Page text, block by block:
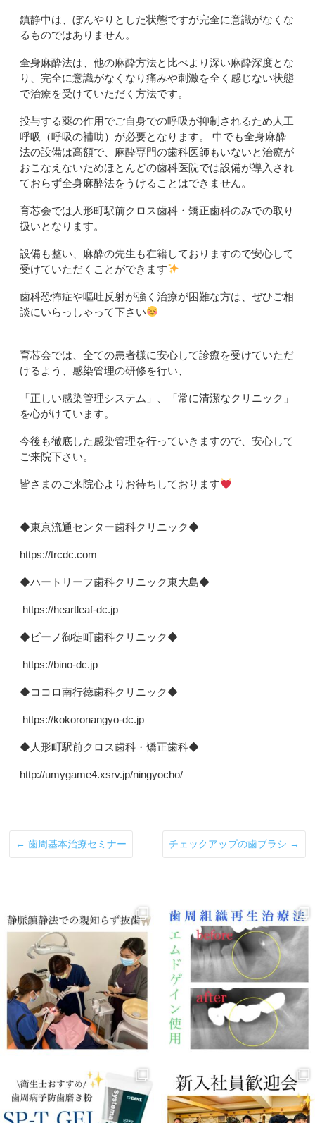
鎮静中は、ぼんやりとした状態ですが完全に意識がなくな
るものではありません。
全身麻酔法は、他の麻酔方法と比べより深い麻酔深度とな
り、完全に意識がなくなり痛みや刺激を全く感じない状態
で治療を受けていただく方法です。
投与する薬の作用でご自身での呼吸が抑制されるため人工
呼吸（呼吸の補助）が必要となります。
中でも全身麻酔
法の設備は高額で、麻酔専門の歯科医師もいないと治療が
おこなえないためほとんどの歯科医院では設備が導入され
ておらず全身麻酔法をうけることはできません。
育芯会では人形町駅前クロス歯科・矯正歯科のみでの取り
扱いとなります。
設備も整い、麻酔の先生も在籍しておりますので安心して
受けていただくことができます
歯科恐怖症や嘔吐反射が強く治療が困難な方は、ぜひご相
談にいらっしゃって下さい
育芯会では、全ての患者様に安心して診療を受けていただ
けるよう、感染管理の研修を行い、
「正しい感染管理システム」、「常に清潔なクリニック」
を心がけています。
今後も徹底した感染管理を行っていきますので、安心して
ご来院下さい。
皆さまのご来院心よりお待ちしております
◆東京流通センター歯科クリニック◆
https://trcdc.com
◆ハートリーフ歯科クリニック東大島◆
https://heartleaf-dc.jp
◆ビーノ御徒町歯科クリニック◆
https://bino-dc.jp
◆ココロ南行徳歯科クリニック◆
https://kokoronangyo-dc.jp
◆人形町駅前クロス歯科・矯正歯科◆
http://umygame4.xsrv.jp/ningyocho/
← 歯周基本治療セミナー チェックアップの歯ブラシ →